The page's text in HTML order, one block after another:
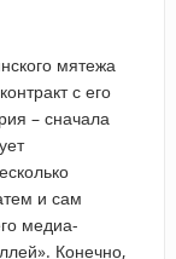
мятежа
с его
– сначала
и сам
медиа-
Конечно,